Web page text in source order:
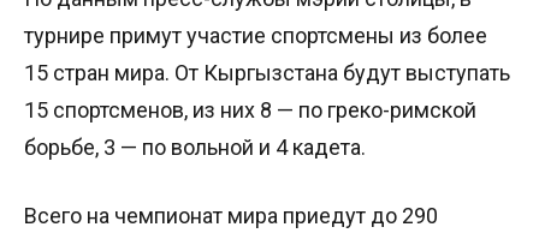
турнире примут участие спортсмены из более
15 стран мира. От Кыргызстана будут выступать
15 спортсменов, из них 8 — по греко-римской
борьбе, 3 — по вольной и 4 кадета.
Всего на чемпионат мира приедут до 290